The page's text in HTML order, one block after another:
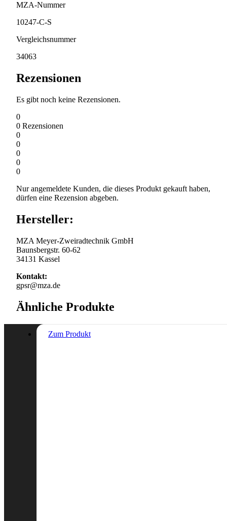
MZA-Nummer
10247-C-S
Vergleichsnummer
34063
Rezensionen
Es gibt noch keine Rezensionen.
0
0 Rezensionen
0
0
0
0
0
Nur angemeldete Kunden, die dieses Produkt gekauft haben,
dürfen eine Rezension abgeben.
Hersteller:
MZA Meyer-Zweiradtechnik GmbH
Baunsbergstr. 60-62
34131 Kassel
Kontakt:
gpsr@mza.de
Ähnliche Produkte
Zum Produkt